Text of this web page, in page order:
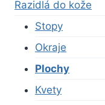
Razidlá do kože
Stopy
Okraje
Plochy
Kvety